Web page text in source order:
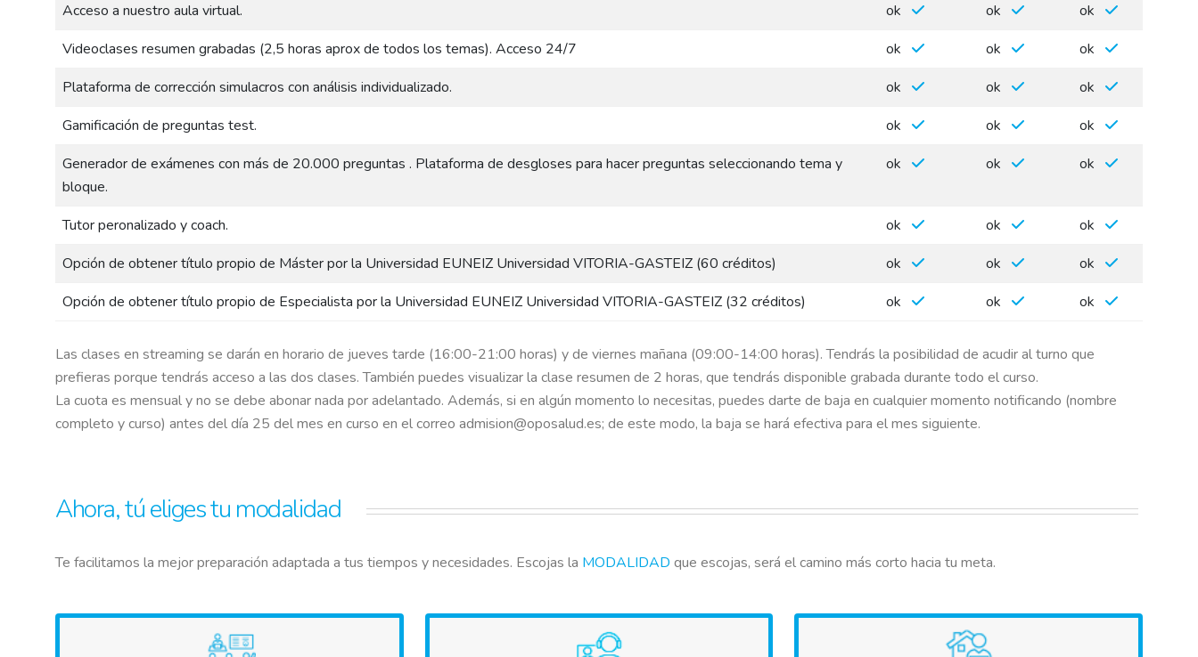
Acceso a nuestro aula virtual.
ok ok
ok
Videoclases resumen grabadas (2,5 horas aprox de todos los temas). Acceso 24/7
ok ok
ok
Plataforma de corrección simulacros con análisis individualizado.
ok ok
ok
Gamificación de preguntas test.
ok ok
ok
Generador de exámenes con más de 20.000 preguntas . Plataforma de desgloses para hacer preguntas seleccionando tema y
bloque.
ok ok ok
Tutor peronalizado y coach. ok ok
ok
Opción de obtener título propio de Máster por la Universidad EUNEIZ Universidad VITORIA-GASTEIZ (60 créditos)
ok ok
ok
Opción de obtener título propio de Especialista por la Universidad EUNEIZ Universidad VITORIA-GASTEIZ (32 créditos)
ok ok ok
Las clases en streaming se darán en horario de jueves tarde (16:00-21:00 horas) y de viernes mañana (09:00-14:00 horas). Tendrás la posibilidad de acudir al turno que
prefieras porque tendrás acceso a las dos clases. También puedes visualizar la clase resumen de 2 horas, que tendrás disponible grabada durante todo el curso.
La cuota es mensual y no se debe abonar nada por adelantado. Además, si en algún momento lo necesitas, puedes darte de baja en cualquier momento notificando (nombre
completo y curso) antes del día 25 del mes en curso en el correo admision@oposalud.es; de este modo, la baja se hará efectiva para el mes siguiente.
Ahora, tú eliges tu modalidad
Te facilitamos la mejor preparación adaptada a tus tiempos y necesidades. Escojas la MODALIDAD que escojas, será el camino más corto hacia tu meta.